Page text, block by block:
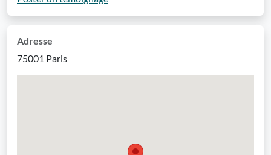
Adresse
75001 Paris